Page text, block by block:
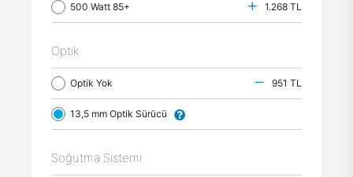
500 Watt 85+ 1.268 TL
Optik
Optik Yok 951 TL
13,5 mm Optik Sürücü
Soğutma Sistemi